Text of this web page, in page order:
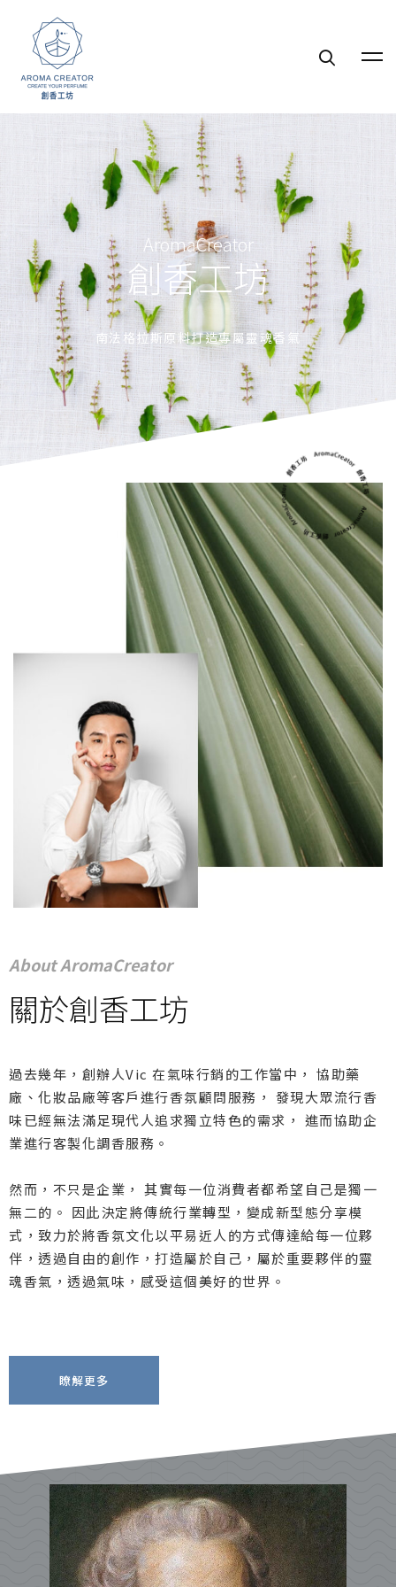
AromaCreator
創香工坊
南法格拉斯原料打造專屬靈魂香氣
About AromaCreator
關於創香工坊
過去幾年，創辦人Vic 在氣味行銷的工作當中， 協助藥
廠、化妝品廠等客戶進行香氛顧問服務， 發現大眾流行香
味已經無法滿足現代人追求獨立特色的需求， 進而協助企
業進行客製化調香服務。
然而，不只是企業， 其實每一位消費者都希望自己是獨一
無二的。 因此決定將傳統行業轉型，變成新型態分享模
式，致力於將香氛文化以平易近人的方式傳達給每一位夥
伴，透過自由的創作，打造屬於自己，屬於重要夥伴的靈
魂香氣，透過氣味，感受這個美好的世界。
瞭解更多